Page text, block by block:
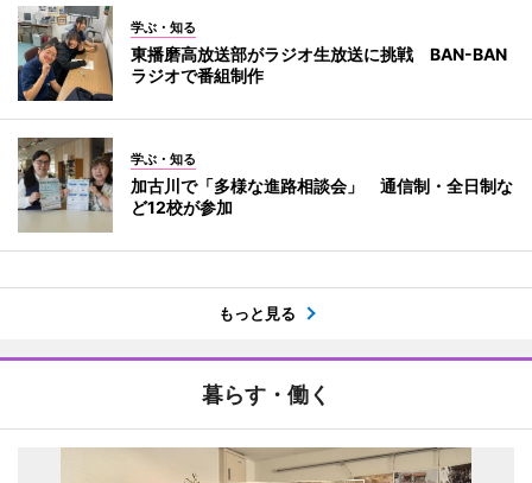
学ぶ・知る
東播磨高放送部がラジオ生放送に挑戦 BAN-BAN
ラジオで番組制作
学ぶ・知る
加古川で「多様な進路相談会」 通信制・全日制な
ど12校が参加
もっと見る
暮らす・働く